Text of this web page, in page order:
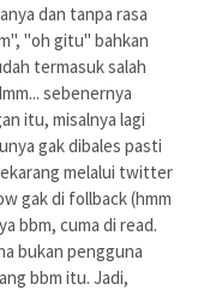
dan tanpa rasa
"oh gitu" bahkan
termasuk salah
sebenernya
itu, misalnya lagi
gak dibales pasti
melalui twitter
gak di follback (hmm
bbm, cuma di read.
bukan pengguna
bbm itu. Jadi,